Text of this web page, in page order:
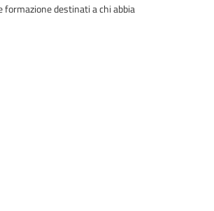
formazione destinati a chi abbia